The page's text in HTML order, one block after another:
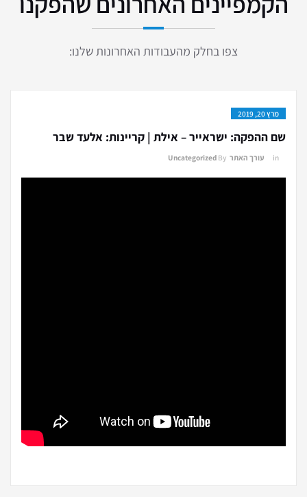
צפו בחלק מהעבודות האחרונות שלנו:
מרץ 20, 2019
שם ההפקה: ישראייר – אילת | קריינות: אלעד שבר
By עורך האתר in
Uncategorized